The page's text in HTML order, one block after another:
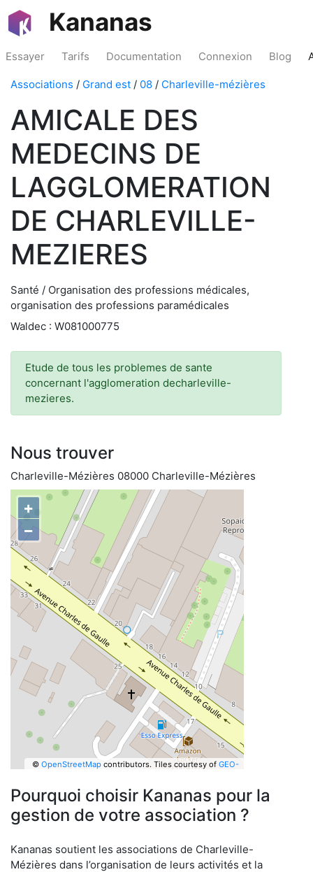
Kananas
Essayer Tarifs Documentation Connexion Blog
Associations / Grand est / 08 / Charleville-mézières
AMICALE DES
MEDECINS DE
LAGGLOMERATION
DE CHARLEVILLE-
MEZIERES
Santé / Organisation des professions médicales,
organisation des professions paramédicales
Waldec : W081000775
Etude de tous les problemes de sante
concernant l'agglomeration decharleville-
mezieres.
Nous trouver
Charleville-Mézières 08000 Charleville-Mézières
+
−
© OpenStreetMapcontributors. Tiles courtesy of GEO-
Pourquoi choisir Kananas pour la
gestion de votre association ?
Kananas soutient les associations de Charleville-
Mézières dans l’organisation de leurs activités et la